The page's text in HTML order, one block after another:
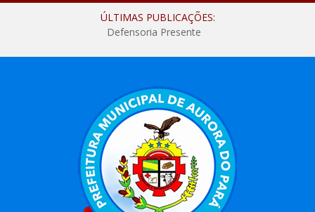
ÚLTIMAS PUBLICAÇÕES:
Defensoria Presente